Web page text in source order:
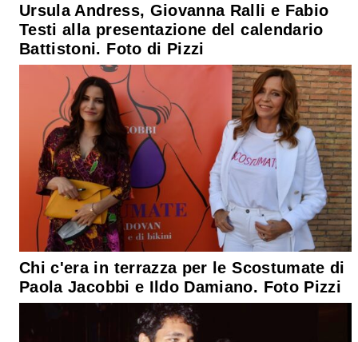
Ursula Andress, Giovanna Ralli e Fabio
Testi alla presentazione del calendario
Battistoni. Foto di Pizzi
Chi c'era in terrazza per le Scostumate di
Paola Jacobbi e Ildo Damiano. Foto Pizzi